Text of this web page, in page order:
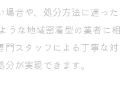
場合や、処分方法に迷った
うな地域密着型の業者に相
門スタッフによる丁寧な対
が実現できます。